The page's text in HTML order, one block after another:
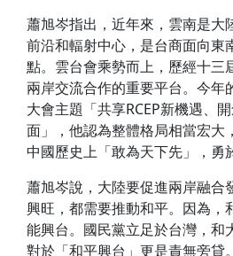
蕭旭岑指出，近年來，雲南是大
前沿和輻射中心，是台商面向東
點。雲台會乘勢而上，歷經十三
兩岸交流合作的重要平台。今年
大會主題「共享RCEP新機遇、
面」，他認為整體格局相當宏大
中國歷史上「敢為天下先」，勇
蕭旭岑說，大陸要促進兩岸融合
興旺，都需要推動和平。因為，
能興台。國民黨立足於台灣，和
對於「和平興台」更是責無旁貸